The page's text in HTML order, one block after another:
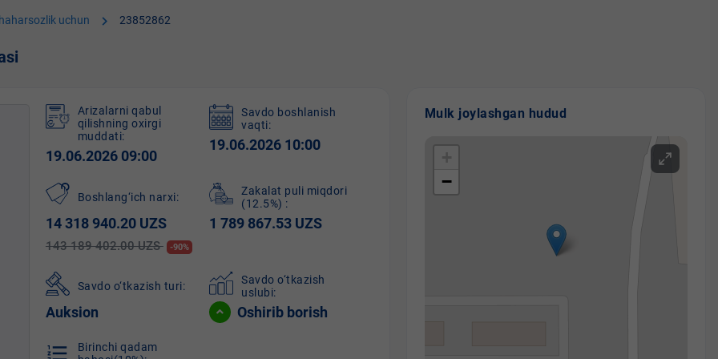
uchun chevron_right 23852862
Arizalarni qabul
qilishning oxirgi
muddati:
19.06.2026 09:00
Savdo boshlanish
vaqti:
19.06.2026 10:00
Boshlang‘ich narxi:
14 318 940.20 UZS
143 189 402.00 UZS -90%
Zakalat puli miqdori
(12.5%) :
1 789 867.53 UZS
Savdo o‘tkazish turi:
Auksion
Savdo o‘tkazish
uslubi:
Oshirib borish
format_list_numbered
Birinchi qadam
Mulk joylashgan hudud
−